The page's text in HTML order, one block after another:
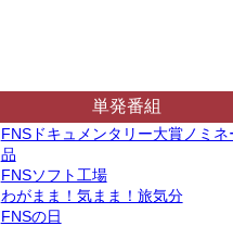
単発番組
FNSドキュメンタリー大賞ノミネ
品
FNSソフト工場
わがまま！気まま！旅気分
FNSの日